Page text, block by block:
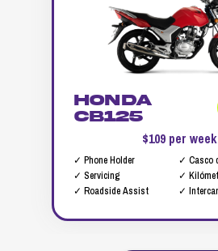
Honda
CB125
$109 per
✓ Phone Holder
✓ Servicing
✓ Roadside Assist
✓ Casco
✓
✓